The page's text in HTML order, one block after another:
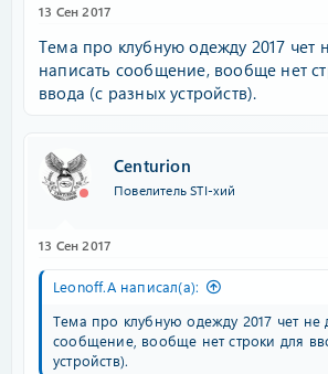
13 Сен 2017
Тема про клубную одежду 2017 чет
написать сообщение, вообще нет
ввода (с разных устройств).
Centurion
Повелитель STI-хий
13 Сен 2017
Leonoff.A написал(а):
Тема про клубную одежду 2017 чет не
сообщение, вообще нет строки для
устройств).